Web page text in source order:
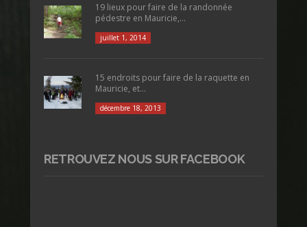
19 lieux pour faire de la randonnée
pédestre en Mauricie,...
juillet 1, 2014
15 endroits pour faire de la raquette en
Mauricie, et...
décembre 18, 2013
RETROUVEZ NOUS SUR FACEBOOK